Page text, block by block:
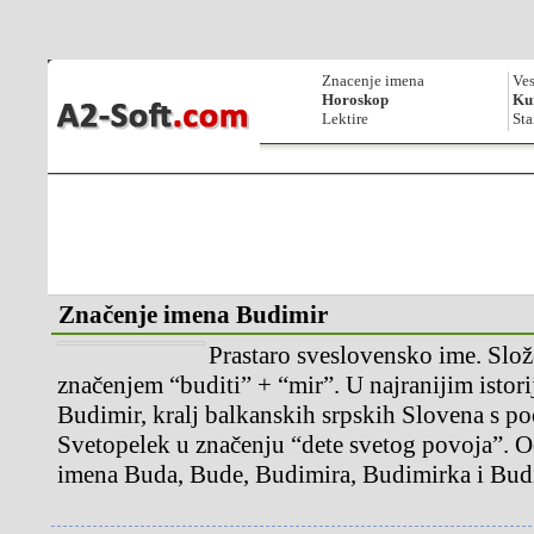
Znacenje imena
Horoskop
Lektire
Značenje imena Budimir
Prastaro sveslovensko ime.
značenjem “buditi” + “mir”. U najranijim
Budimir, kralj balkanskih srpskih Slovena s
Svetopelek u značenju “dete svetog povoja”.
imena Buda, Bude, Budimira, Budimirka i